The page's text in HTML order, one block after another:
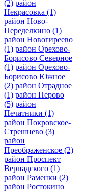
(2) район
Некрасовка (1)
район Ново-
Переделкино (1)
район Новогиреево
(1) район Орехово-
Борисово Северное
(1) район Орехово-
Борисово Южное
(2) район Отрадное
(1) район Перово
(5) район
Печатники (1)
район Покровское-
Стрешнево (3)
район
Преображенское (2)
район Проспект
Вернадского (1)
район Раменки (2)
район Ростокино